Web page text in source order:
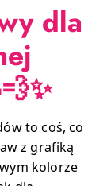
dla
to coś, co
z grafiką
kolorze